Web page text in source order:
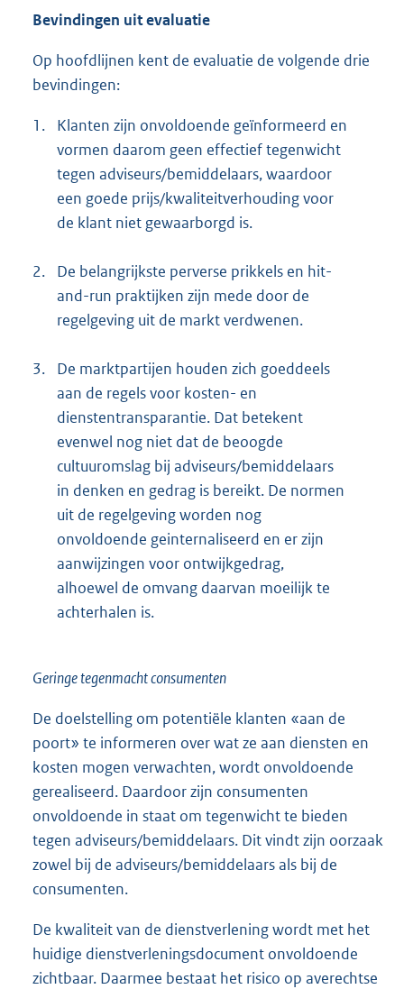
Bevindingen uit evaluatie
Op hoofdlijnen kent de evaluatie de volgende drie
bevindingen:
1.
Klanten zijn onvoldoende geïnformeerd en
vormen daarom geen effectief tegenwicht
tegen adviseurs/bemiddelaars, waardoor
een goede prijs/kwaliteitverhouding voor
de klant niet gewaarborgd is.
2.
De belangrijkste perverse prikkels en hit-
and-run praktijken zijn mede door de
regelgeving uit de markt verdwenen.
3.
De marktpartijen houden zich goeddeels
aan de regels voor kosten- en
dienstentransparantie. Dat betekent
evenwel nog niet dat de beoogde
cultuuromslag bij adviseurs/bemiddelaars
in denken en gedrag is bereikt. De normen
uit de regelgeving worden nog
onvoldoende geinternaliseerd en er zijn
aanwijzingen voor ontwijkgedrag,
alhoewel de omvang daarvan moeilijk te
achterhalen is.
Geringe tegenmacht consumenten
De doelstelling om potentiële klanten «aan de
poort» te informeren over wat ze aan diensten en
kosten mogen verwachten, wordt onvoldoende
gerealiseerd. Daardoor zijn consumenten
onvoldoende in staat om tegenwicht te bieden
tegen adviseurs/bemiddelaars. Dit vindt zijn oorzaak
zowel bij de adviseurs/bemiddelaars als bij de
consumenten.
De kwaliteit van de dienstverlening wordt met het
huidige dienstverleningsdocument onvoldoende
zichtbaar. Daarmee bestaat het risico op averechtse